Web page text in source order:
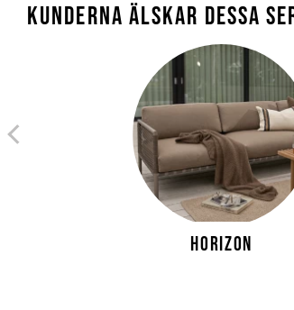
KUNDERNA ÄLSKAR DESSA
Horizon